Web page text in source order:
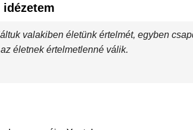
valakiben életünk értelmét, egyben
életnek értelmetlenné válik.